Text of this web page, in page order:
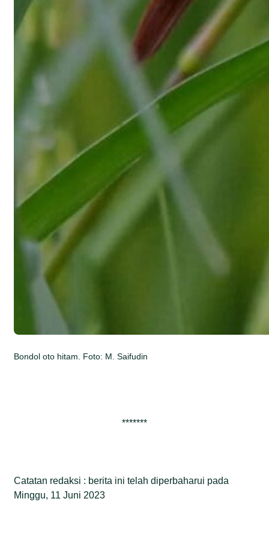
Bondol oto hitam. Foto: M. Saifudin
*******
Catatan redaksi : berita ini telah diperbaharui pada
Minggu, 11 Juni 2023